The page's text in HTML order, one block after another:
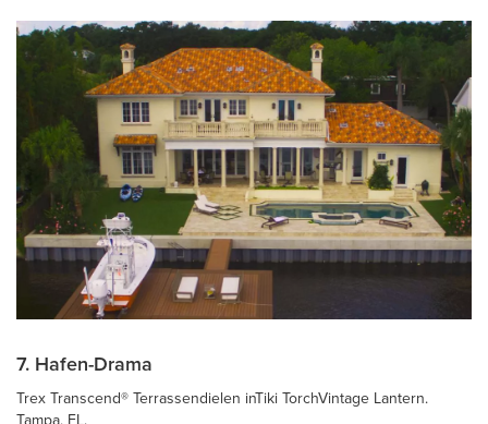
7. Hafen-Drama
Trex Transcend® Terrassendielen inTiki TorchVintage Lantern.